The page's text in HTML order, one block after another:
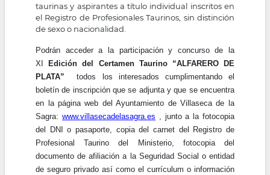
taurinas y aspirantes a título individual inscritos en
el Registro de Profesionales Taurinos, sin distinción
de sexo o nacionalidad.
Podrán acceder a la participación y concurso de la
XI
Edición del Certamen Taurino “ALFARERO DE
PLATA” todos los interesados cumplimentando el
boletín de inscripción que se adjunta y que se encuentra
en la página web del Ayuntamiento de Villaseca de la
Sagra: www.villasecadelasagra.es , junto a la fotocopia
del DNI o pasaporte, copia del carnet del Registro de
Profesional Taurino del Ministerio, fotocopia del
documento de afiliación a la Seguridad Social o entidad
de seguro privado así como el currículum o información